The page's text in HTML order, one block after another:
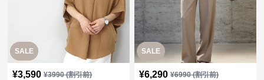
SALE
¥3,590 ¥3990(割引前)
SALE
¥6,290 ¥6990(割引前)